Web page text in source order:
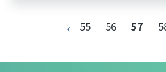
55 56 57